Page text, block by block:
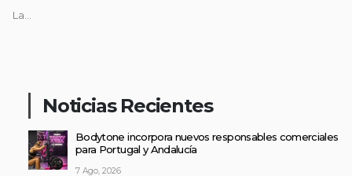
La...
Noticias Recientes
Bodytone incorpora nuevos responsables comerciales
para Portugal y Andalucía
7 Ago, 2026